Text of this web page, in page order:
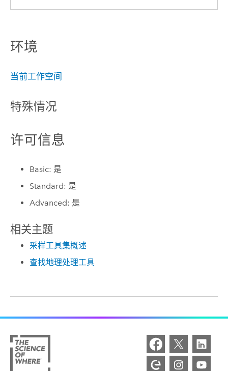
环境
当前工作空间
特殊情况
许可信息
Basic: 是
Standard: 是
Advanced: 是
相关主题
采样工具集概述
查找地理处理工具